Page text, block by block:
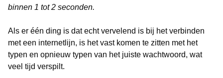
binnen 1 tot 2 seconden.
Als er één ding is dat echt vervelend is bij het verbinden
met een internetlijn, is het vast komen te zitten met het
typen en opnieuw typen van het juiste wachtwoord, wat
veel tijd verspilt.